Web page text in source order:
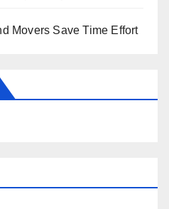
Movers Save Time Effort